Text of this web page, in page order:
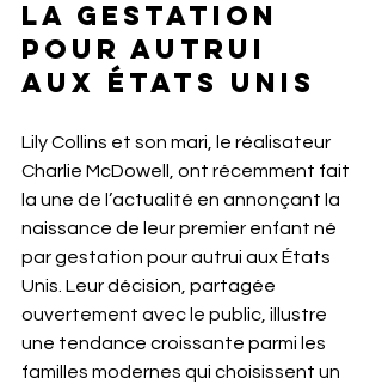
la gestation
pour autrui
aux États Unis
Lily Collins et son mari, le réalisateur
Charlie McDowell, ont récemment fait
la une de l’actualité en annonçant la
naissance de leur premier enfant né
par gestation pour autrui aux États
Unis. Leur décision, partagée
ouvertement avec le public, illustre
une tendance croissante parmi les
familles modernes qui choisissent un